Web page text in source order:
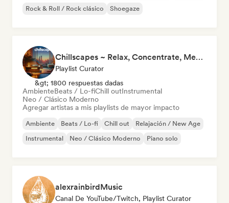
Rock & Roll / Rock clásico
Shoegaze
Chillscapes ~ Relax, Concentrate, Meditate, Sleep, Dream
Playlist Curator
&gt; 1800 respuestas dadas
AmbienteBeats / Lo-fiChill outInstrumental
Neo / Clásico Moderno
Agregar artistas a mis playlists de mayor impacto
Ambiente Beats / Lo-fi Chill out
Relajación / New Age
Instrumental
Neo / Clásico Moderno Piano solo
alexrainbirdMusic
Canal De YouTube/Twitch, Playlist Curator